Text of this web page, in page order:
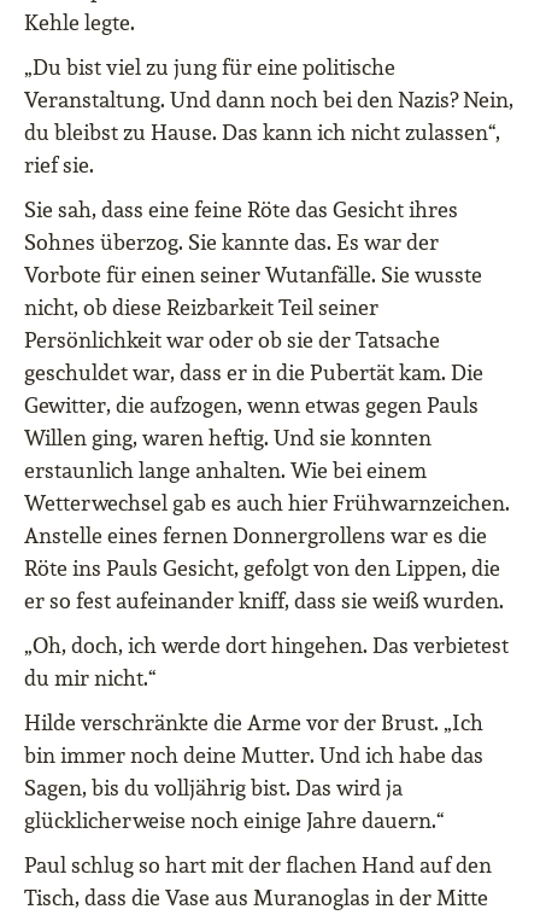
Kehle legte.
„Du bist viel zu jung für eine politische
Veranstaltung. Und dann noch bei den Nazis? Nein,
du bleibst zu Hause. Das kann ich nicht zulassen“,
rief sie.
Sie sah, dass eine feine Röte das Gesicht ihres
Sohnes überzog. Sie kannte das. Es war der
Vorbote für einen seiner Wutanfälle. Sie wusste
nicht, ob diese Reizbarkeit Teil seiner
Persönlichkeit war oder ob sie der Tatsache
geschuldet war, dass er in die Pubertät kam. Die
Gewitter, die aufzogen, wenn etwas gegen Pauls
Willen ging, waren heftig. Und sie konnten
erstaunlich lange anhalten. Wie bei einem
Wetterwechsel gab es auch hier Frühwarnzeichen.
Anstelle eines fernen Donnergrollens war es die
Röte ins Pauls Gesicht, gefolgt von den Lippen, die
er so fest aufeinander kniff, dass sie weiß wurden.
„Oh, doch, ich werde dort hingehen. Das verbietest
du mir nicht.“
Hilde verschränkte die Arme vor der Brust. „Ich
bin immer noch deine Mutter. Und ich habe das
Sagen, bis du volljährig bist. Das wird ja
glücklicherweise noch einige Jahre dauern.“
Paul schlug so hart mit der flachen Hand auf den
Tisch, dass die Vase aus Muranoglas in der Mitte